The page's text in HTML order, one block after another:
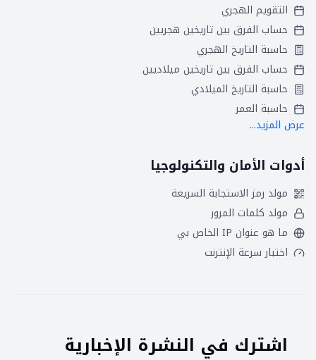
التقويم الهجري
حساب الفرق بين تاريخين هجريين
حاسبة التاريخ الهجري
حساب الفرق بين تاريخين ميلاديين
حاسبة التاريخ الميلادي
حاسبة العمر
عرض المزيد...
أدوات الأمان والتكنولوجيا
مولد رمز الاستجابة السريعة
مولد كلمات المرور
ما هو عنوان IP الخاص بي
اختبار سرعة الإنترنت
اشترك في النشرة الإخبارية